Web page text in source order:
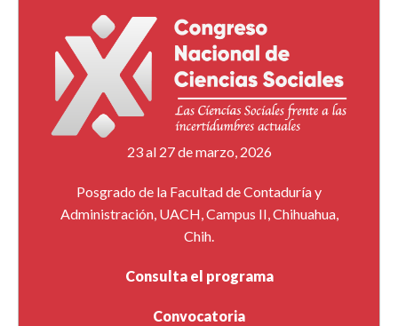
23 al 27 de marzo, 2026
Posgrado de la Facultad de Contaduría y
Administración, UACH, Campus II, Chihuahua,
Chih.
Consulta el programa
Convocatoria